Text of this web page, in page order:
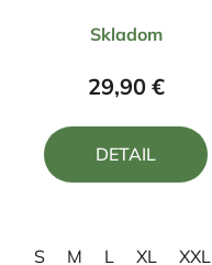
hodnotenie
produktu
z
Skladom
29,90 €
DETAIL
S M L XL XXL